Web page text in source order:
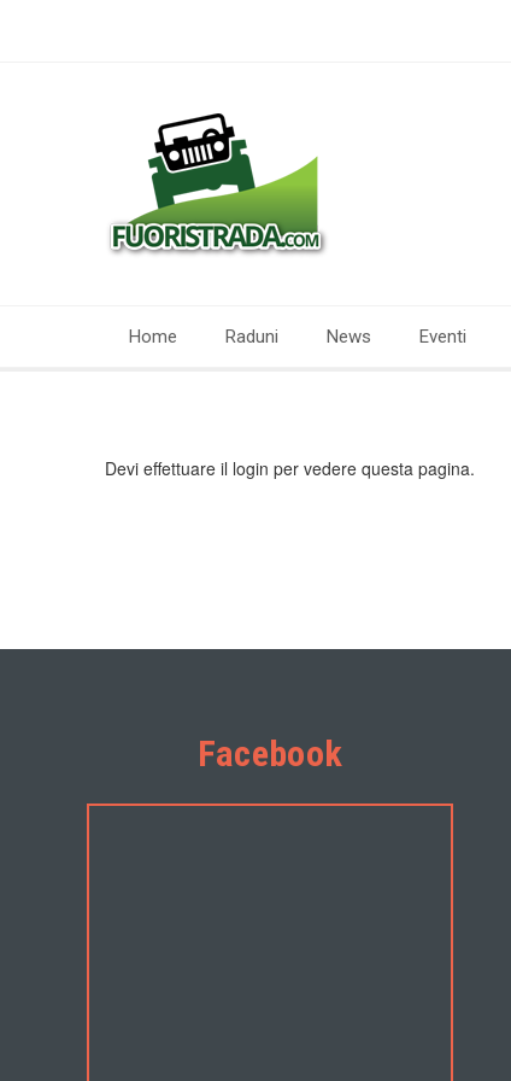
Home Raduni News Eventi
Devi effettuare il login per vedere questa pagina.
Facebook